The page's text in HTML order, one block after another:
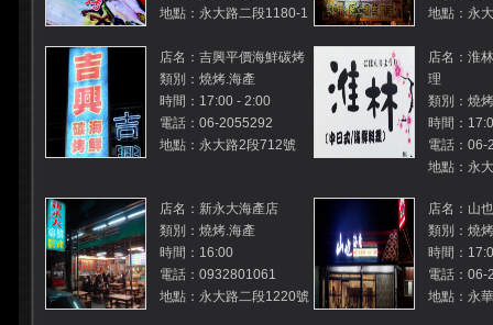
地點：永大路二段1180-1
地點：永
店名：吉興平價海鮮碳烤
類別：燒烤.海產
時間：17:00 - 2:00
電話：06-2055292
地點：永大路2段712號
店名：淮
理
類別：燒
時間：
電話：06-
地點：永
店名：新永大海產店
類別：燒烤.海產
時間：16:00
電話：0932801061
地點：永大路二段1220號
店名：山
類別：燒
時間：
電話：06-
地點：永